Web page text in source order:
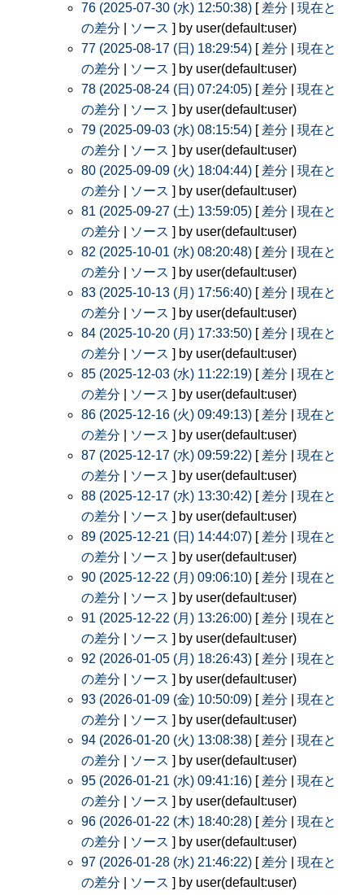
76 (2025-07-30 (水) 12:50:38) [ 差分
現在と
の差分
ソース ] by user(default:user)
77 (2025-08-17 (日) 18:29:54) [ 差分
現在と
の差分
ソース ] by user(default:user)
78 (2025-08-24 (日) 07:24:05) [ 差分
現在と
の差分
ソース ] by user(default:user)
79 (2025-09-03 (水) 08:15:54) [ 差分
現在と
の差分
ソース ] by user(default:user)
80 (2025-09-09 (火) 18:04:44) [ 差分
現在と
の差分
ソース ] by user(default:user)
81 (2025-09-27 (土) 13:59:05) [ 差分
現在と
の差分
ソース ] by user(default:user)
82 (2025-10-01 (水) 08:20:48) [ 差分
現在と
の差分
ソース ] by user(default:user)
83 (2025-10-13 (月) 17:56:40) [ 差分
現在と
の差分
ソース ] by user(default:user)
84 (2025-10-20 (月) 17:33:50) [ 差分
現在と
の差分
ソース ] by user(default:user)
85 (2025-12-03 (水) 11:22:19) [ 差分
現在と
の差分
ソース ] by user(default:user)
86 (2025-12-16 (火) 09:49:13) [ 差分
現在と
の差分
ソース ] by user(default:user)
87 (2025-12-17 (水) 09:59:22) [ 差分
現在と
の差分
ソース ] by user(default:user)
88 (2025-12-17 (水) 13:30:42) [ 差分
現在と
の差分
ソース ] by user(default:user)
89 (2025-12-21 (日) 14:44:07) [ 差分
現在と
の差分
ソース ] by user(default:user)
90 (2025-12-22 (月) 09:06:10) [ 差分
現在と
の差分
ソース ] by user(default:user)
91 (2025-12-22 (月) 13:26:00) [ 差分
現在と
の差分
ソース ] by user(default:user)
92 (2026-01-05 (月) 18:26:43) [ 差分
現在と
の差分
ソース ] by user(default:user)
93 (2026-01-09 (金) 10:50:09) [ 差分
現在と
の差分
ソース ] by user(default:user)
94 (2026-01-20 (火) 13:08:38) [ 差分
現在と
の差分
ソース ] by user(default:user)
95 (2026-01-21 (水) 09:41:16) [ 差分
現在と
の差分
ソース ] by user(default:user)
96 (2026-01-22 (木) 18:40:28) [ 差分
現在と
の差分
ソース ] by user(default:user)
97 (2026-01-28 (水) 21:46:22) [ 差分
現在と
の差分
ソース ] by user(default:user)